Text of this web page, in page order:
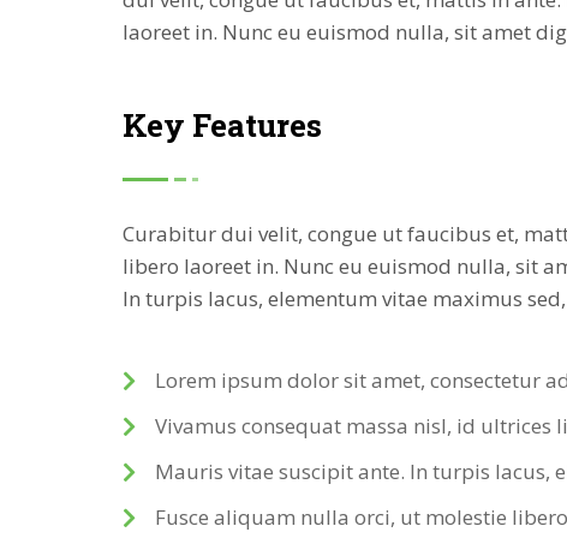
laoreet in. Nunc eu euismod nulla, sit amet
Key Features
Curabitur dui velit, congue ut faucibus et,
libero laoreet in. Nunc eu euismod nulla, sit
In turpis lacus, elementum vitae maximus
Lorem ipsum dolor sit amet, consectetur
Vivamus consequat massa nisl, id ultrices
Mauris vitae suscipit ante. In turpis lacus,
Fusce aliquam nulla orci, ut molestie